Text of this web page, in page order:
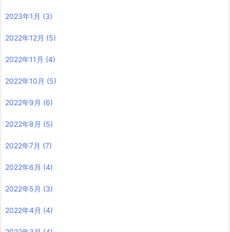
2023年1月 (3)
2022年12月 (5)
2022年11月 (4)
2022年10月 (5)
2022年9月 (6)
2022年8月 (5)
2022年7月 (7)
2022年6月 (4)
2022年5月 (3)
2022年4月 (4)